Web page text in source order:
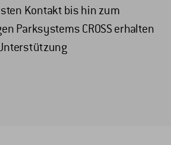
Kontakt bis hin zum
Parksystems CROSS erhalten